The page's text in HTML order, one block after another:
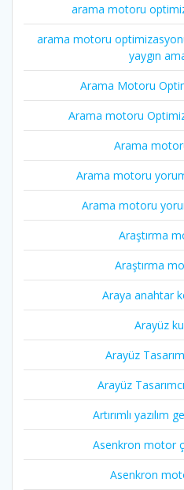
arama motoru
arama motoru
yaygın
Arama Motoru
Arama motoru
Arama
Arama motoru
Arama motoru
Araştırma
Araştırma
Araya anahtar
Arayüz
Arayüz
Arayüz
Artırımlı yazılım
Asenkron motor
Asenkron